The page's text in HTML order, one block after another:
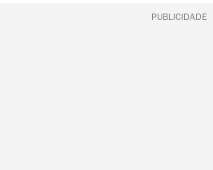
PUBLICIDADE